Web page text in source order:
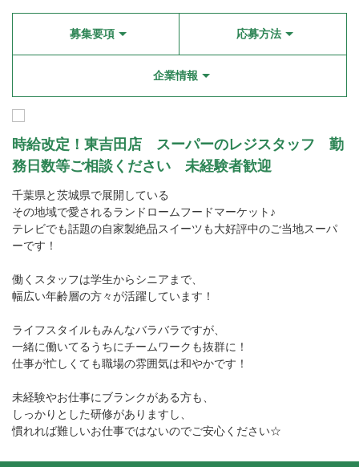
募集要項 応募方法
企業情報
時給改定！東吉田店 スーパーのレジスタッフ 勤
務日数等ご相談ください 未経験者歓迎
千葉県と茨城県で展開している
その地域で愛されるランドロームフードマーケット♪
テレビでも話題の自家製絶品スイーツも大好評中のご当地スーパ
ーです！
働くスタッフは学生からシニアまで、
幅広い年齢層の方々が活躍しています！
ライフスタイルもみんなバラバラですが、
一緒に働いてるうちにチームワークも抜群に！
仕事が忙しくても職場の雰囲気は和やかです！
未経験やお仕事にブランクがある方も、
しっかりとした研修がありますし、
慣れれば難しいお仕事ではないのでご安心ください☆